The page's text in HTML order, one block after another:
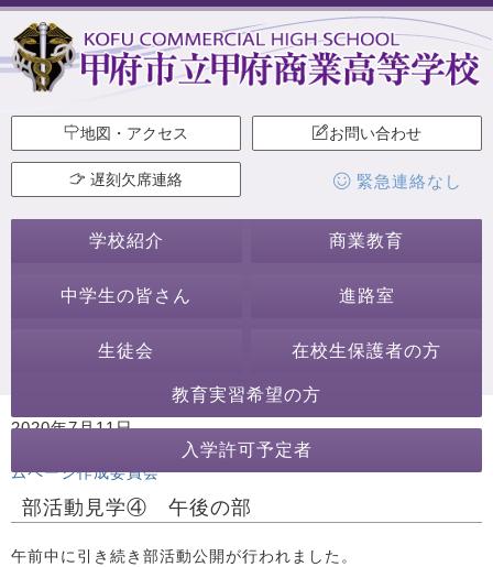
地図・アクセス お問い合わせ
遅刻欠席連絡 緊急連絡なし
学校紹介 商業教育
中学生の皆さん 進路室
生徒会 在校生保護者の方
教育実習希望の方
入学許可予定者
2020年7月11日
行事・活動 部活動見学 その他の行事・活動
ムページ作成委員会
部活動見学④ 午後の部
午前中に引き続き部活動公開が行われました。